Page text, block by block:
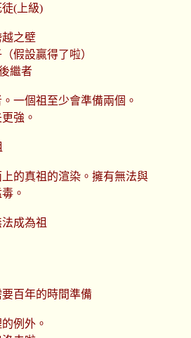
(上級)
之壁
假設贏得了啦）
繼者
一個祖至少會準備兩個。
強。
的真祖的渲染。擁有無法與
。
成為祖
百年的時間準備
例外。